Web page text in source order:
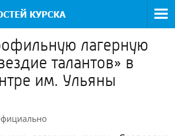
лагерную
талантов» в
им. Ульяны